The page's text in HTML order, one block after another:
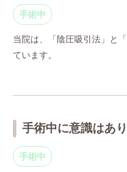
手術中
当院は、「陰圧吸引法」と
ています。
手術中に意識はあ
手術中